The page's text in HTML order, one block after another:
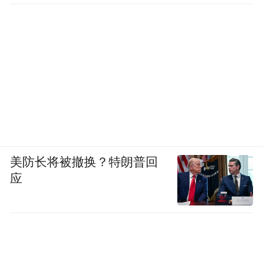
美防长将被撤换？特朗普回
应